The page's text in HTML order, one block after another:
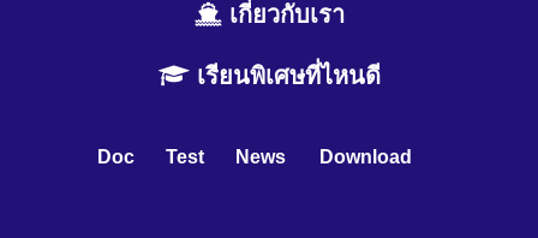
เกี่ยวกับเรา
เรียนพิเศษที่ไหนดี
Doc Test News Download